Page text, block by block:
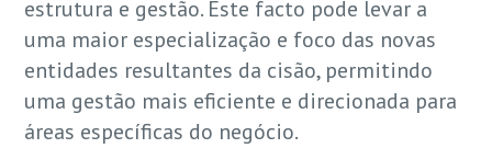
estrutura e gestão. Este facto pode levar a
uma maior especialização e foco das novas
entidades resultantes da cisão, permitindo
uma gestão mais eficiente e direcionada para
áreas específicas do negócio.